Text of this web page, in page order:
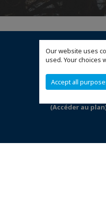
Our website uses
used. Your choices
Accept all
CCI France
P.O Box 840152
(Accéder au